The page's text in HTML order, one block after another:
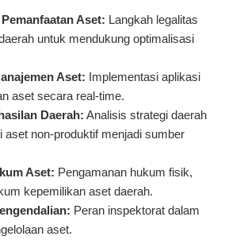
Aset: Langkah legalitas
untuk mendukung optimalisasi
Aset: Implementasi aplikasi
aset secara real-time.
Daerah: Analisis strategi daerah
non-produktif menjadi sumber
Aset: Pengamanan hukum fisik,
kepemilikan aset daerah.
Peran inspektorat dalam
aset.